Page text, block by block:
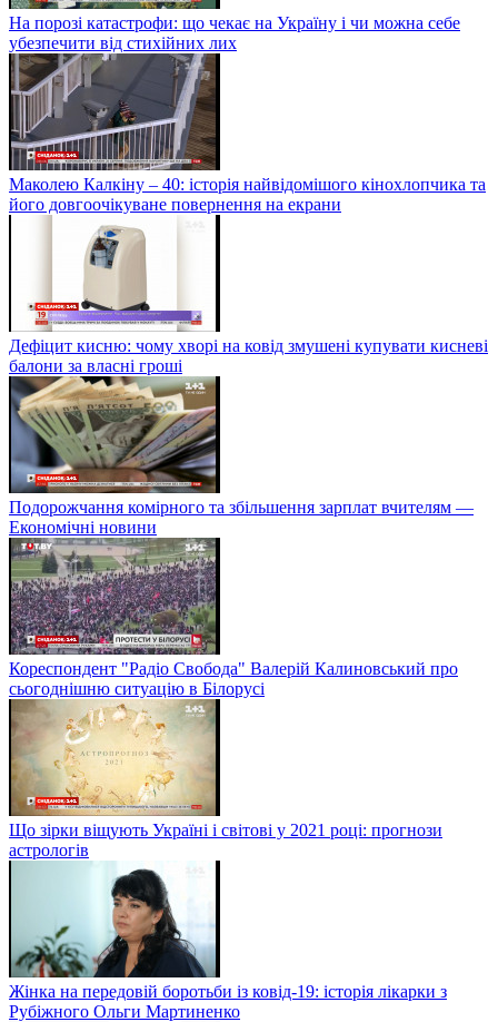
На порозі катастрофи: що чекає на Україну і чи можна себе
убезпечити від стихійних лих
Маколею Калкіну – 40: історія найвідомішого кінохлопчика та
його довгоочікуване повернення на екрани
Дефіцит кисню: чому хворі на ковід змушені купувати кисневі
балони за власні гроші
Подорожчання комірного та збільшення зарплат вчителям —
Економічні новини
Кореспондент "Радіо Свобода" Валерій Калиновський про
сьогоднішню ситуацію в Білорусі
Що зірки віщують Україні і світові у 2021 році: прогнози
астрологів
Жінка на передовій боротьби із ковід-19: історія лікарки з
Рубіжного Ольги Мартиненко